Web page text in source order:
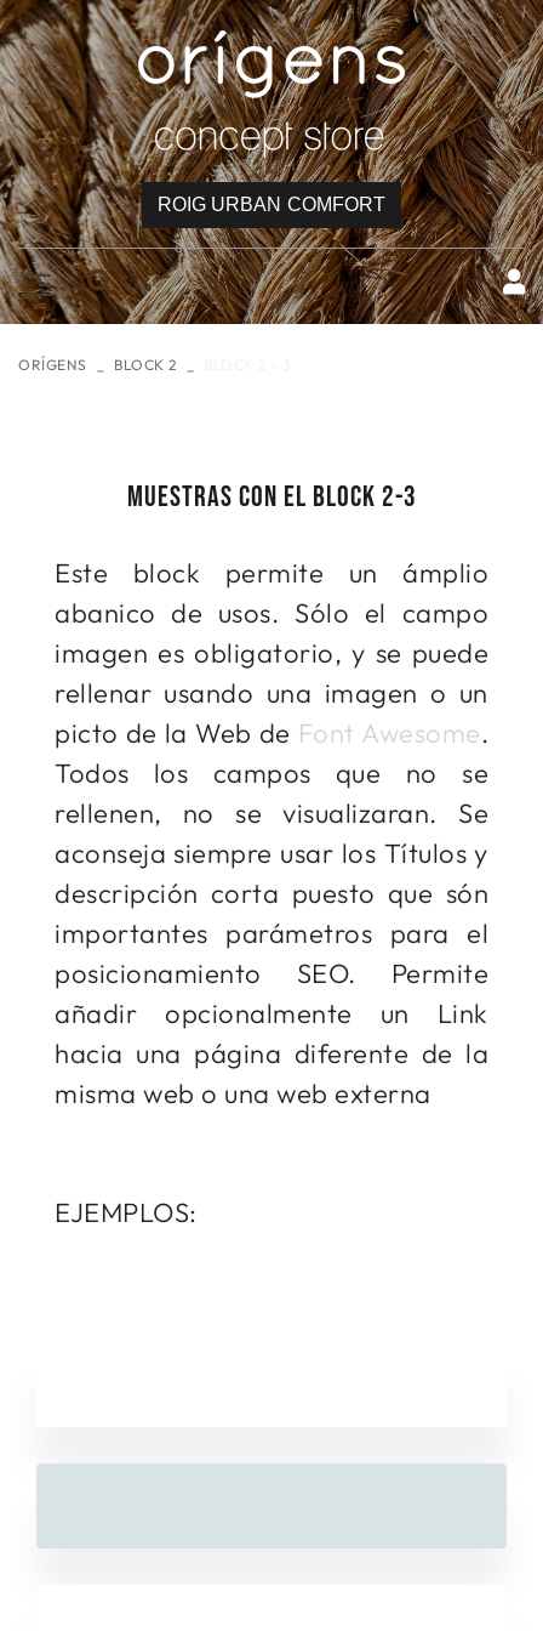
ROIG URBAN COMFORT
ORÍGENS BLOCK 2
MUESTRAS CON EL BLOCK 2-3
Este block permite un ámplio
abanico de usos. Sólo el campo
imagen es obligatorio, y se puede
rellenar usando una imagen o un
picto de la Web de Font Awesome.
Todos los campos que no se
rellenen, no se visualizaran. Se
aconseja siempre usar los Títulos y
descripción corta puesto que són
importantes parámetros para el
posicionamiento SEO. Permite
añadir opcionalmente un Link
hacia una página diferente de la
misma web o una web externa
EJEMPLOS: